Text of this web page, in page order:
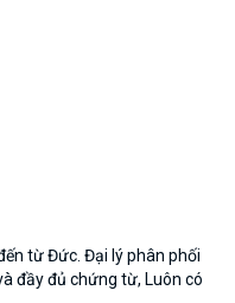
từ Đức. Đại lý phân phối
đầy đủ chứng từ, Luôn có